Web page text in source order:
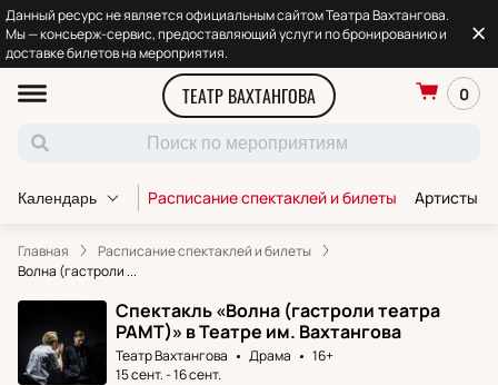
Данный ресурс не является официальным сайтом Театра Вахтангова.
Мы — консьерж-сервис, предоставляющий услуги по бронированию и
доставке билетов на мероприятия.
ТЕАТР ВАХТАНГОВА 0
Календарь Расписание спектаклей и билеты Артисты
Главная
Расписание спектаклей и билеты
Волна (гастроли ...
Спектакль «Волна (гастроли театра
РАМТ)» в Театре им. Вахтангова
Театр Вахтангова Драма
16+
15 сент.-16 сент.